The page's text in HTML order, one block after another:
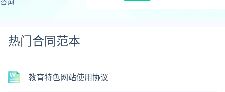
咨询
热门合同范本
教育特色网站使用协议